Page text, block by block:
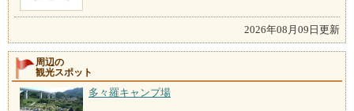
2026年08月09日更新
周辺の
観光スポット
多々羅キャンプ場